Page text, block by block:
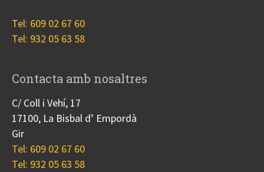
Tel: 609 02 67 60
Tel: 932 05 63 58
Contacta amb nosaltres
C/ Coll i Vehí, 17
17100, La Bisbal d’ Empordà
Gir
Tel: 609 02 67 60
Tel: 932 05 63 58